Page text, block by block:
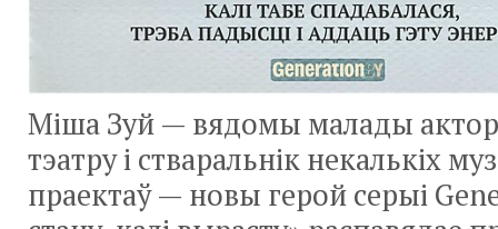
Міша Зуй — вядомы малады актор
тэатру і стваральнік некалькіх
праектаў — новы герой серыі